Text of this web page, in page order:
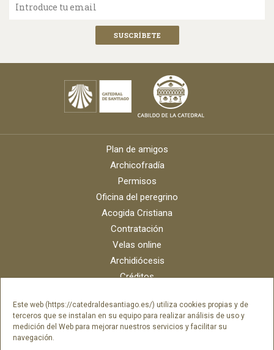
Este web (https://catedraldesantiago.es/) utiliza cookies propias y de
terceros que se instalan en su equipo para realizar análisis de uso y
medición del Web para mejorar nuestros servicios y facilitar su
navegación.
Introduce tu email
Plan de amigos
Archicofradía
Permisos
Oficina del peregrino
Acogida Cristiana
Contratación
Velas online
Archidiócesis
Créditos
Contacto
Portal del empleado SAMI Catedral